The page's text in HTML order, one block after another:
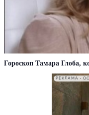
Гороскоп Тамара Глоба,